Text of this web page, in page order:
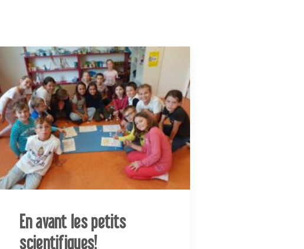
En avant les petits
scientifiques!